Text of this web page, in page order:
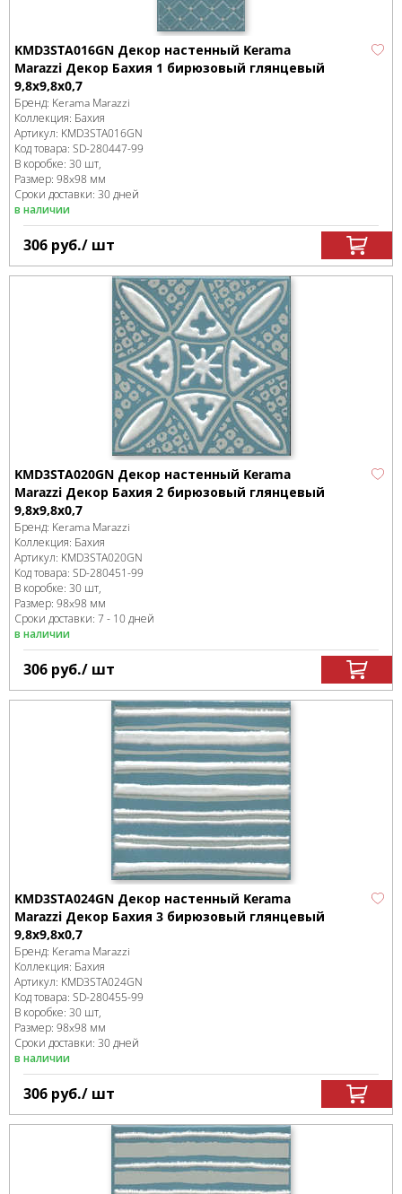
KMD3STA016GN Декор настенный Kerama
Marazzi Декор Бахия 1 бирюзовый глянцевый
9,8x9,8x0,7
Бренд: Kerama Marazzi
Коллекция: Бахия
Артикул: KMD3STA016GN
Код товара: SD-280447-99
В коробке: 30 шт,
Размер: 98x98 мм
Сроки доставки: 30 дней
в наличии
306 руб./ шт
KMD3STA020GN Декор настенный Kerama
Marazzi Декор Бахия 2 бирюзовый глянцевый
9,8x9,8x0,7
Бренд: Kerama Marazzi
Коллекция: Бахия
Артикул: KMD3STA020GN
Код товара: SD-280451-99
В коробке: 30 шт,
Размер: 98x98 мм
Сроки доставки: 7 - 10 дней
в наличии
306 руб./ шт
KMD3STA024GN Декор настенный Kerama
Marazzi Декор Бахия 3 бирюзовый глянцевый
9,8x9,8x0,7
Бренд: Kerama Marazzi
Коллекция: Бахия
Артикул: KMD3STA024GN
Код товара: SD-280455-99
В коробке: 30 шт,
Размер: 98x98 мм
Сроки доставки: 30 дней
в наличии
306 руб./ шт